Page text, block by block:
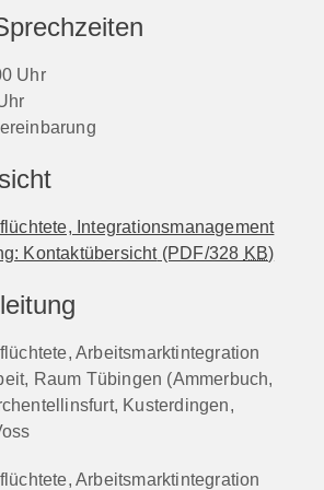
Uhr
Integrationsmanagement
Kontaktübersicht(PDF/328 KB)
Arbeitsmarktintegration
Raum Tübingen (Ammerbuch,
Kusterdingen,
Arbeitsmarktintegration